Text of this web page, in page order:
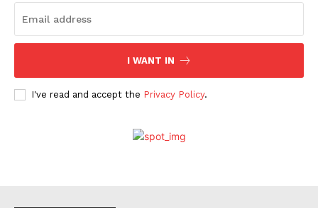
I WANT IN
I've read and accept the Privacy Policy.